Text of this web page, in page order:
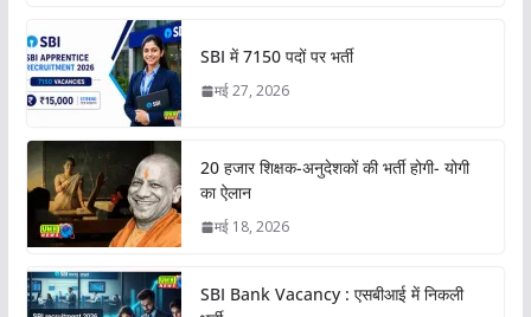
SBI में 7150 पदों पर भर्ती
मई 27, 2026
20 हजार शिक्षक-अनुदेशकों की भर्ती होगी- योगी
का ऐलान
मई 18, 2026
SBI Bank Vacancy : एसबीआई में निकली